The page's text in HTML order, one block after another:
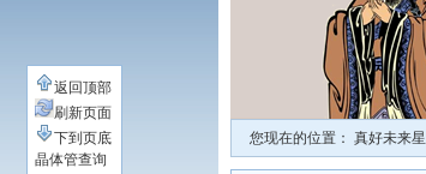
您现在的位置： 真好未来星
返回顶部
刷新页面
下到页底
晶体管查询